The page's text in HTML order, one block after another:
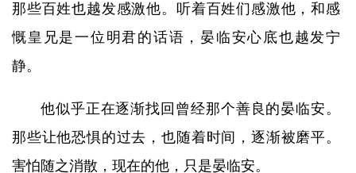
那些百姓也越发感激他。听着百姓们感激他，和感
慨皇兄是一位明君的话语，晏临安心底也越发宁
静。
他似乎正在逐渐找回曾经那个善良的晏临安。
那些让他恐惧的过去，也随着时间，逐渐被磨平。
害怕随之消散，现在的他，只是晏临安。